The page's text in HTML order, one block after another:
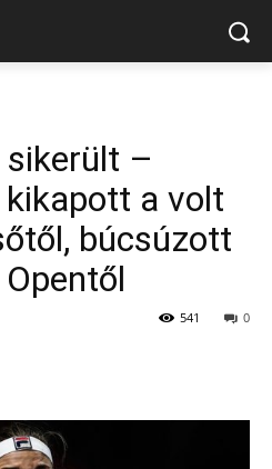
sikerült –
kikapott a volt
búcsúzott
0
541